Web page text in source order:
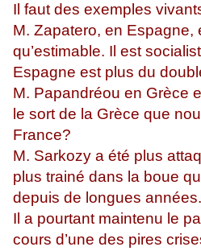
Il faut des exemples
M. Zapatero, en Espagne,
qu’estimable. Il est
Espagne est plus du
M. Papandréou en Grèce
le sort de la Grèce que
France?
M. Sarkozy a été plus
plus trainé dans la boue
depuis de longues années.
Il a pourtant maintenu le
cours d’une des pires